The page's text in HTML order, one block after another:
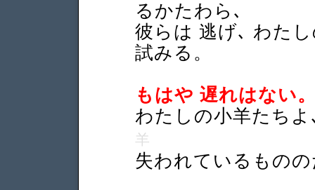
るかたわら､
彼らは 逃げ､ わた
試みる。
もはや 遅れはない
わたしの小羊たち
羊
失われているもの